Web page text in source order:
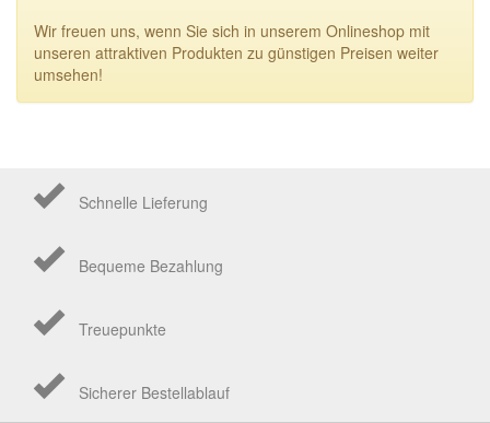
Wir freuen uns, wenn Sie sich in unserem Onlineshop mit
unseren attraktiven Produkten zu günstigen Preisen weiter
umsehen!
Schnelle Lieferung
Bequeme Bezahlung
Treuepunkte
Sicherer Bestellablauf